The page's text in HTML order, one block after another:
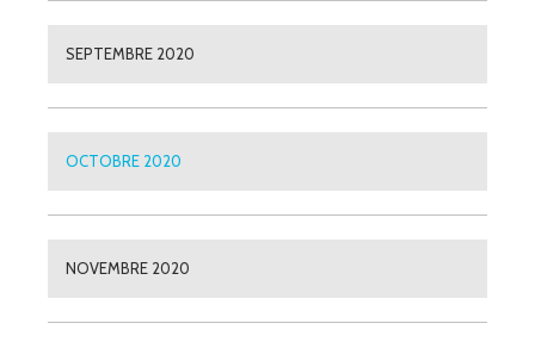
SEPTEMBRE 2020
OCTOBRE 2020
NOVEMBRE 2020